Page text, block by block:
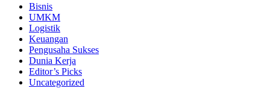
Bisnis
UMKM
Logistik
Keuangan
Pengusaha Sukses
Dunia Kerja
Editor’s Picks
Uncategorized